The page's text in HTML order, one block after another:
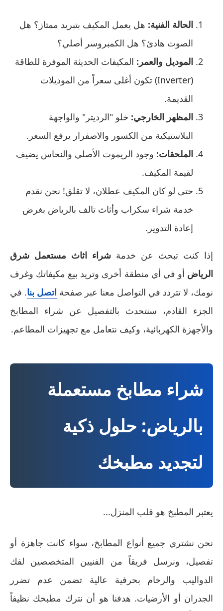
الحالة الفنية: هل يعمل المكيف بتبريد ممتاز؟ هل
الصوت هادئ؟ هل الكمبروسر أصلي؟
الموديل والعمر: المكيفات الحديثة الموفرة للطاقة
(Inverter) تكون أغلى سعراً من الموديلات
القديمة.
المظهر الخارجي: خلو "الرديتر" والواجهة
البلاستيكية من الكسور والاصفرار يرفع السعر.
الملحقات: وجود الريموت الأصلي والنحاس يضيف
لقيمة المكيف.
حتى لو كان المكيف عطلان، لا تقلق! نحن نقدم
خدمة شراء سكراب وأثاث تالف بالرياض بغرض
إعادة التدوير.
إذا كنت تبحث عن خدمة شراء اثاث مستعمل شرق
الرياض أو في أي منطقة أخرى وتريد بيع مكيفاتك وغرف
نومك، لا تتردد في التواصل معنا عبر صفحة اتصل بنا. في
الجزء القادم، سنتحدث بالتفصيل عن شراء المطابخ
والأجهزة الكهربائية، وكيف نتعامل مع تجهيزات المطاعم.
شراء مطابخ مستعملة
بالرياض: حلول ذكية
لتجديد مطبخك
يعتبر المطبخ هو قلب المنزل...
نحن نشتري جميع أنواع المطابخ، سواء كانت جاهزة أو
تفصيل، ونرسل فريقاً من الفنيين المتخصصين لفك
الدواليب والرخام بحرفية عالية تضمن عدم تضرر
الجدران أو الأرضيات. هدفنا هو أن نترك مطبخك نظيفاً